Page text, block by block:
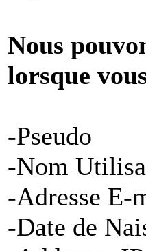
Nous
lorsque
-Pseudo
-Nom
-Adresse E-
-Date de